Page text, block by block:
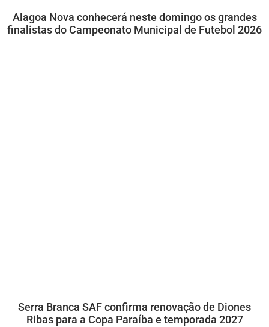
Alagoa Nova conhecerá neste domingo os grandes
finalistas do Campeonato Municipal de Futebol 2026
Serra Branca SAF confirma renovação de Diones
Ribas para a Copa Paraíba e temporada 2027